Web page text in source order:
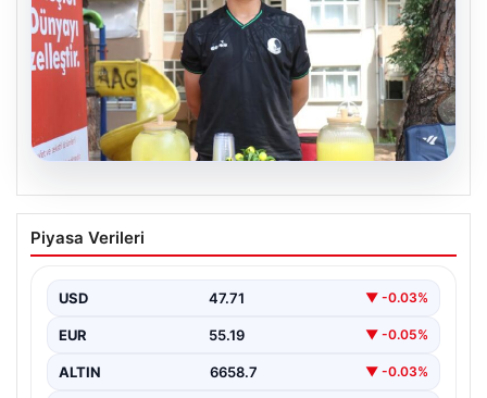
14 yaşında asgari ücretin 3 katını
kazanıyor. 6 saatte günlük kazancı 3 bin
Piyasa Verileri
USD 47.71 ▼ -0.03%
EUR 55.19 ▼ -0.05%
ALTIN 6658.7 ▼ -0.03%